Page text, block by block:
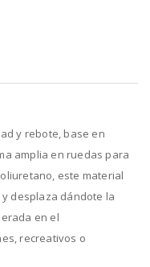
y rebote, base en
amplia en ruedas para
este material
desplaza dándote la
en el
recreativos o